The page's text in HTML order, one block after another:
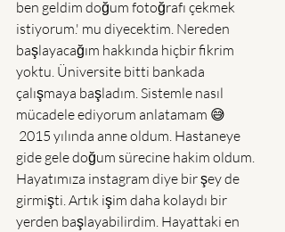
ben geldim doğum fotoğrafı çekmek
istiyorum.' mu diyecektim. Nereden
başlayacağım hakkında hiçbir fikrim
yoktu. Üniversite bitti bankada
çalışmaya başladım. Sistemle nasıl
mücadele ediyorum anlatamam 😅
2015 yılında anne oldum. Hastaneye
gide gele doğum sürecine hakim oldum.
Hayatımıza instagram diye bir şey de
girmişti. Artık işim daha kolaydı bir
yerden başlayabilirdim. Hayattaki en